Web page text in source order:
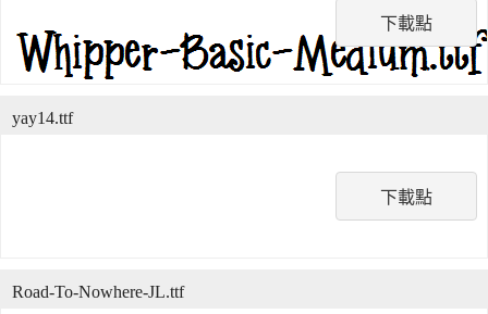
下載點
下載點
yay14.ttf
Road-To-Nowhere-JL.ttf